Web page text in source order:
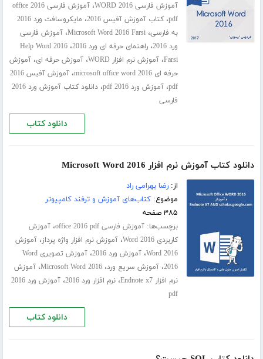
آموزش فارسی WORD 2016
،
آموزش فارسی office 2016
pdf،کتاب آموزش آفیس 2016 ،
مایکروسافت ورد 2016
به فارسی،Microsoft Word 2016 Farsi،آموزش فارسی
ورد 2016
،راهنمای حرفه ای ورد 2016 ،Help Word 2016
Farsi،آموزش نرم افزار WORD ،آموزش حرفه ای،آموزش
حرفه ای microsoft office word 2016
،
آموزش آفیس 2016
pdf،آموزش ورد 2016 pdf ،
دانلود کتاب آموزش ورد 2016
فارسی
دانلود کتاب
دانلود کتاب آموزش نرم افزار Microsoft Word 2016
از:رضا بهرامی راد
موضوع:کتاب‌های آموزش و ترفند کامپیوتر
۳۸۵ صفحه
برچسب‌ها:آموزش فارسی office 2016 pdf ،آموزش
کاربردی Word 2016
،آموزش نرم افزار واژه پرداز،آموزش
Word 2016،آموزش ورد 2016 ،
آموزش تصویری Word
2016،آموزش سریع ورد،Microsoft Word 2016،آموزش
نرم افزار Endnote x7
،نرم افزار ورد 2016 ،
آموزش ورد 2016
pdf
دانلود کتاب